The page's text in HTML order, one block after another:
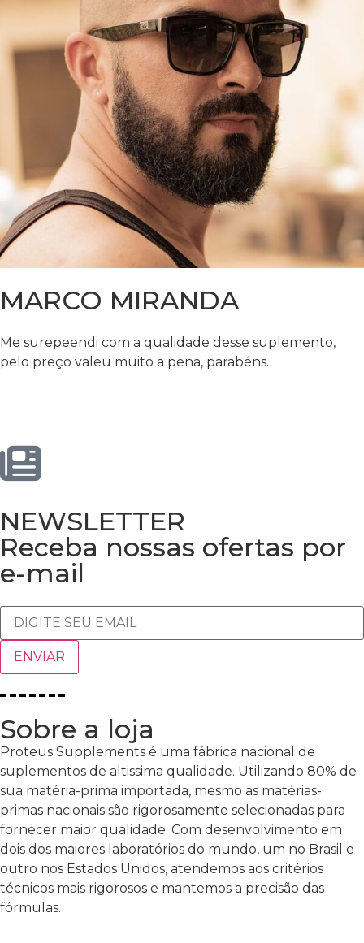
MARCO MIRANDA
Me surepeendi com a qualidade desse suplemento,
pelo preço valeu muito a pena, parabéns.
NEWSLETTER
Receba nossas ofertas por
e-mail
Sobre a loja
Proteus Supplements é uma fábrica nacional de
suplementos de altissima qualidade. Utilizando 80% de
sua matéria-prima importada, mesmo as matérias-
primas nacionais são rigorosamente selecionadas para
fornecer maior qualidade. Com desenvolvimento em
dois dos maiores laboratórios do mundo, um no Brasil e
outro nos Estados Unidos, atendemos aos critérios
técnicos mais rigorosos e mantemos a precisão das
fórmulas.